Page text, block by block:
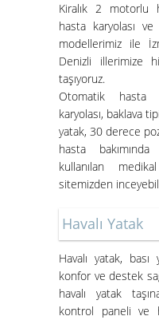
İzmir Konak Hasta
Kurulumları Devam
Hasta Karyolası ve
Nasıl Kurulur?
Kiralık 2 motorlu
hasta karyolası
modellerimiz ile
Denizli illerimize
taşıyoruz.
Otomatik hasta
karyolası, baklava
yatak, 30 derece
hasta
kullanılan
sitemizden
Havalı Yatak
Havalı yatak, bası
konfor ve destek
havalı yatak
kontrol paneli ve